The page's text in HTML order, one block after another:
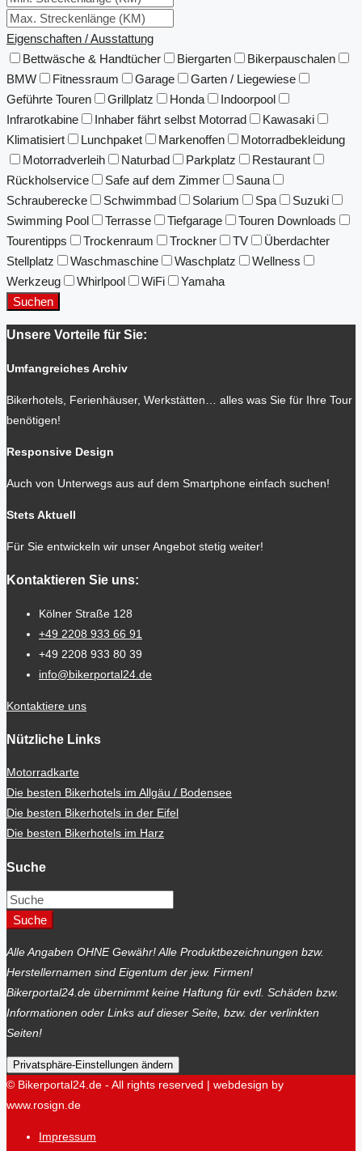
Eigenschaften / Ausstattung
Bettwäsche & Handtücher
Biergarten
Bikerpauschalen
BMW
Fitnessraum Garage
Garten / Liegewiese
Geführte Touren
Grillplatz Honda
Indoorpool
Infrarotkabine
Inhaber fährt selbst Motorrad
Kawasaki
Klimatisiert
Lunchpaket Markenoffen
Motorradbekleidung
Motorradverleih
Naturbad Parkplatz
Restaurant
Rückholservice
Safe auf dem Zimmer
Sauna
Schrauberecke
Schwimmbad Solarium Spa
Suzuki
Swimming Pool
Terrasse Tiefgarage
Touren Downloads
Tourentipps
Trockenraum Trockner TV
Überdachter
Stellplatz
Waschmaschine Waschplatz
Wellness
Werkzeug
Whirlpool WiFi
Yamaha
Suchen
Unsere Vorteile für Sie:
Umfangreiches Archiv
Bikerhotels, Ferienhäuser, Werkstätten… alles was Sie für Ihre Tour
benötigen!
Responsive Design
Auch von Unterwegs aus auf dem Smartphone einfach suchen!
Stets Aktuell
Für Sie entwickeln wir unser Angebot stetig weiter!
Kontaktieren Sie uns:
Kölner Straße 128
+49 2208 933 66 91
+49 2208 933 80 39
info@bikerportal24.de
Kontaktiere uns
Nützliche Links
Motorradkarte
Die besten Bikerhotels im Allgäu / Bodensee
Die besten Bikerhotels in der Eifel
Die besten Bikerhotels im Harz
Suche
Suche
Alle Angaben OHNE Gewähr! Alle Produktbezeichnungen bzw.
Herstellernamen sind Eigentum der jew. Firmen!
Bikerportal24.de übernimmt keine Haftung für evtl. Schäden bzw.
Informationen oder Links auf dieser Seite, bzw. der verlinkten
Seiten!
Privatsphäre-Einstellungen ändern
© Bikerportal24.de - All rights reserved | webdesign by
www.rosign.de
Impressum